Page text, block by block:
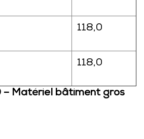
118,0
118,0
– Matériel bâtiment gros